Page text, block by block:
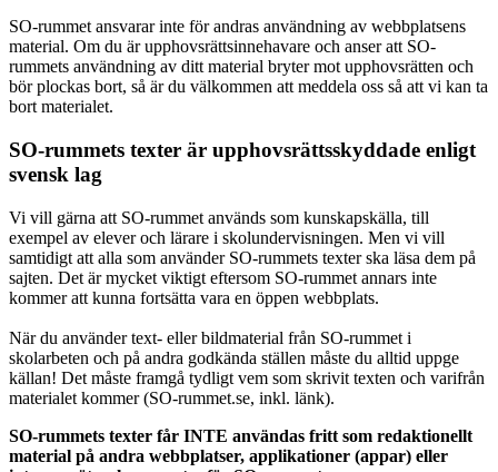
SO-rummet ansvarar inte för andras användning av webbplatsens
material. Om du är upphovsrättsinnehavare och anser att SO-
rummets användning av ditt material bryter mot upphovsrätten och
bör plockas bort, så är du välkommen att meddela oss så att vi kan ta
bort materialet.
SO-rummets texter är upphovsrättsskyddade enligt
svensk lag
Vi vill gärna att SO-rummet används som kunskapskälla, till
exempel av elever och lärare i skolundervisningen. Men vi vill
samtidigt att alla som använder SO-rummets texter ska läsa dem på
sajten. Det är mycket viktigt eftersom SO-rummet annars inte
kommer att kunna fortsätta vara en öppen webbplats.
När du använder text- eller bildmaterial från SO-rummet i
skolarbeten och på andra godkända ställen måste du alltid uppge
källan! Det måste framgå tydligt vem som skrivit texten och varifrån
materialet kommer (SO-rummet.se, inkl. länk).
SO-rummets texter får INTE användas fritt som redaktionellt
material på andra webbplatser, applikationer (appar) eller